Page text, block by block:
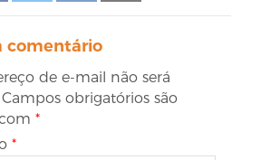
comentário
de e-mail não será
Campos obrigatórios são
*
*